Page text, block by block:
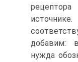
добавим:
нужда